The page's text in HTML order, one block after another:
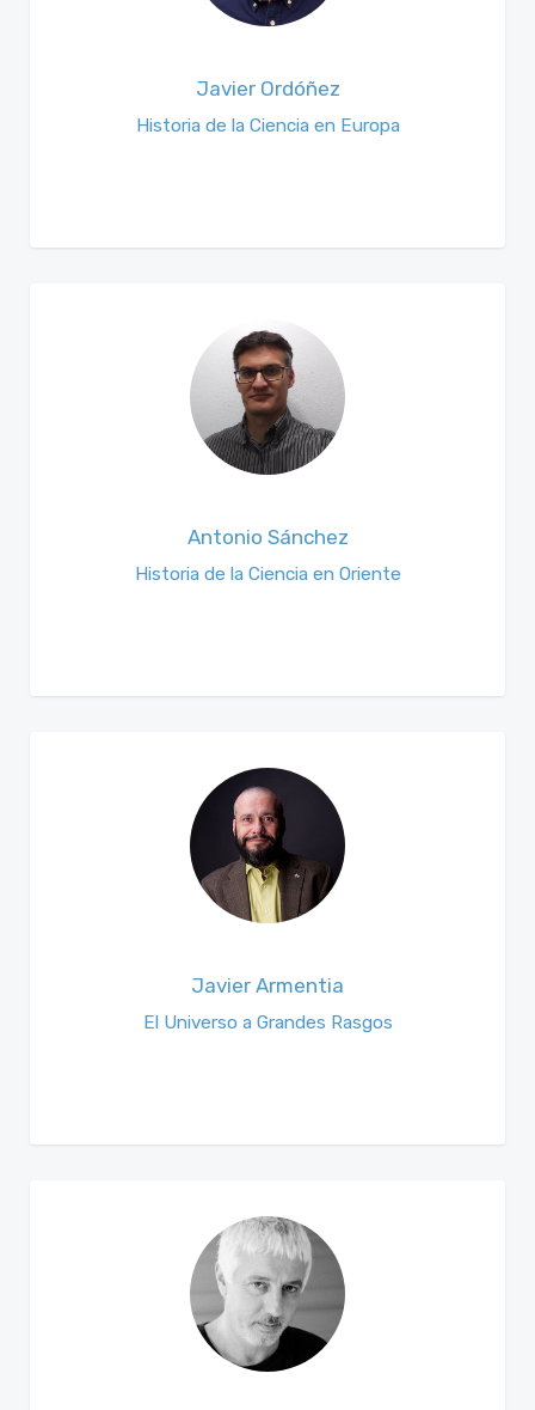
Javier Ordóñez
Historia de la Ciencia en Europa
Antonio Sánchez
Historia de la Ciencia en Oriente
Javier Armentia
El Universo a Grandes Rasgos